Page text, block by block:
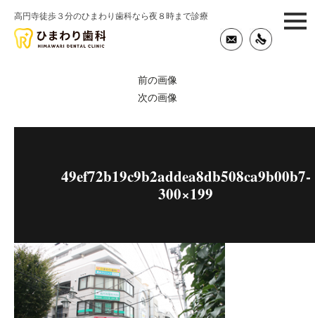
高円寺徒歩３分のひまわり歯科なら夜８時まで診療
前の画像
次の画像
49ef72b19c9b2addea8db508ca9b00b7-
300×199